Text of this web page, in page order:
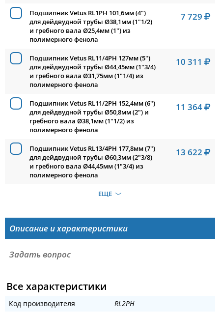
Подшипник Vetus RL1PH 101,6мм (4")
для дейдвудной трубы Ø38,1мм (1"1/2)
и гребного вала Ø25,4мм (1") из
полимерного фенола
7 729
Подшипник Vetus RL11/4PH 127мм (5")
для дейдвудной трубы Ø44,45мм (1"3/4)
и гребного вала Ø31,75мм (1"1/4) из
полимерного фенола
10 311
Подшипник Vetus RL11/2PH 152,4мм (6")
для дейдвудной трубы Ø50,8мм (2") и
гребного вала Ø38,1мм (1"1/2) из
полимерного фенола
11 364
Подшипник Vetus RL13/4PH 177,8мм (7")
для дейдвудной трубы Ø60,3мм (2"3/8)
и гребного вала Ø44,45мм (1"3/4) из
полимерного фенола
13 622
ЕЩЕ
Описание и характеристики
Задать вопрос
Все характеристики
Код производителя
RL2PH